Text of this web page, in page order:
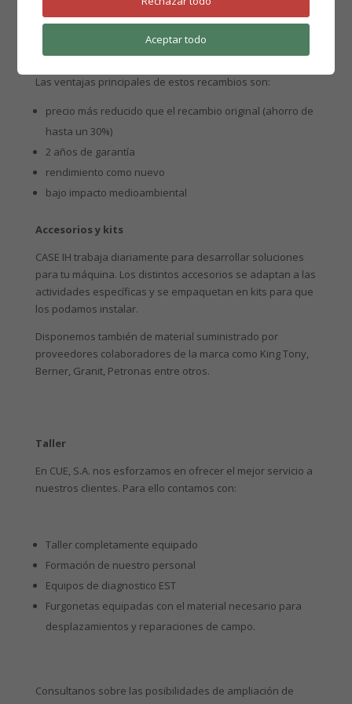
Cuando escoges REMAN, estás escogiendo seguridad y
fiabilidad de la marca.
Las ventajas principales de estos recambios son:
precio más reducido que el recambio original (ahorro de
hasta un 30%)
2 años de garantía
rendimiento como nuevo
bajo impacto medioambiental
Accesorios y kits
CASE IH trabaja diariamente para desarrollar soluciones
para tu máquina. Los distintos accesorios se adaptan a las
actividades específicas y se empaquetan en kits para que
los podamos instalar.
Disponemos también de material suministrado por
proveedores colaboradores de la marca como King Tony,
Berner, Granit, Petronas entre otros.
Taller
En CUE, S.A. nos esforzamos en ofrecer el mejor servicio a
nuestros clientes. Para ello contamos con:
Taller completamente equipado
Formación de nuestro personal
Equipos de diagnostico EST
Furgonetas equipadas con el material necesario para
desplazamientos y reparaciones de campo.
Consultanos sobre las posibilidades de ampliación de
Aceptar todo